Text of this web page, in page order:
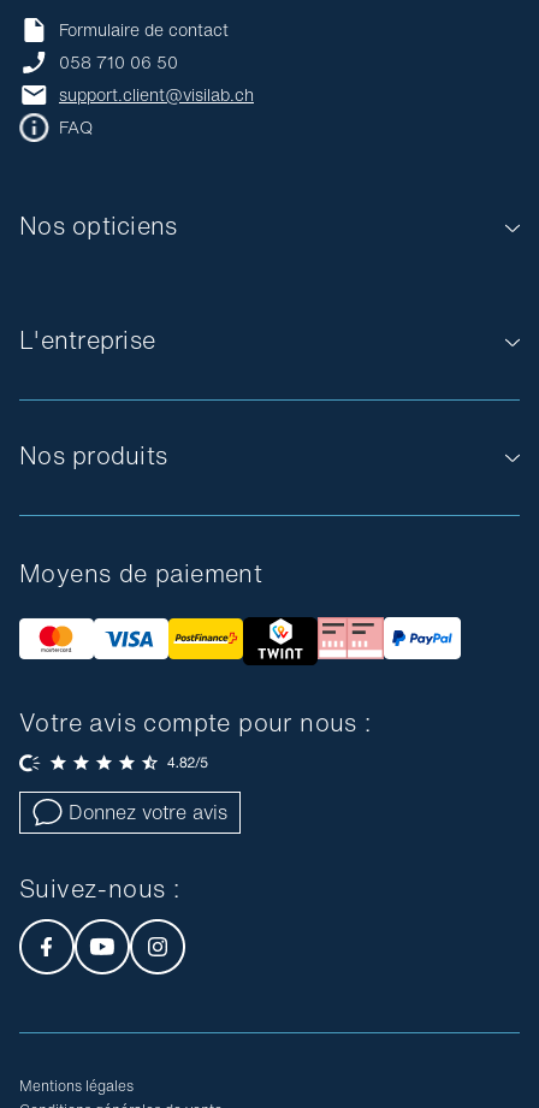
L'entreprise
Nos produits
Nos opticiens
Formulaire de contact
058 710 06 50
support.client@visilab.ch
FAQ
Moyens de paiement
Votre avis compte pour nous :
Donnez votre avis
Suivez-nous :
Mentions légales